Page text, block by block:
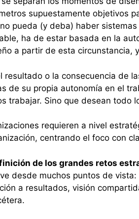
supuestamente objetivos
pueda (y deba) haber
ha de estar basada en la
a partir de esta circunstancia,
o la consecuencia de
de su propia autonomía en el
trabajar. Sino que desean todo
requieren a nivel
centrando el foco con
de los grandes retos
desde muchos puntos de
a resultados, visión